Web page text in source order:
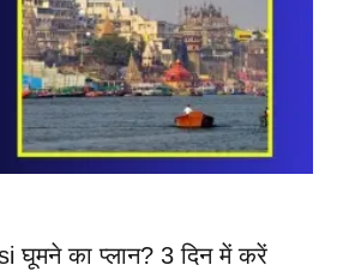
घूमने का प्लान? 3 दिन में करें